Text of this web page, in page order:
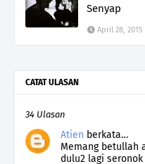
Senyap
April 28, 2015
CATAT ULASAN
34 Ulasan
Atien berkata…
Memang betullah
dulu2 lagi